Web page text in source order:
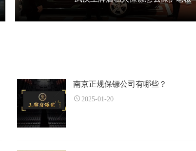
南京正规保镖公司有哪些？
2025-01-20